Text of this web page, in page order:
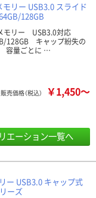
モリー USB3.0 スライド
128GB
モリー USB3.0対応
128GB キャップ紛失の
容量ごとに …
販売価格（税込） ￥1,450～
エーション一覧へ
ー USB3.0 キャップ式
ーズ